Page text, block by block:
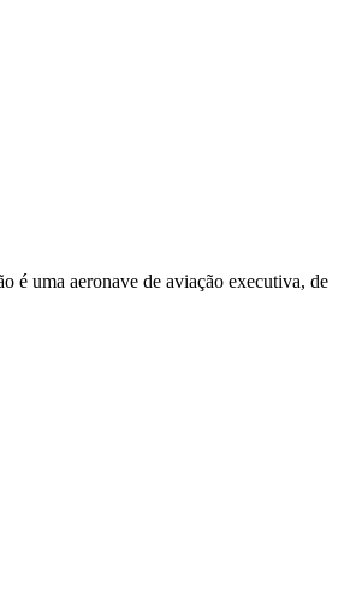
é uma aeronave de aviação executiva, de